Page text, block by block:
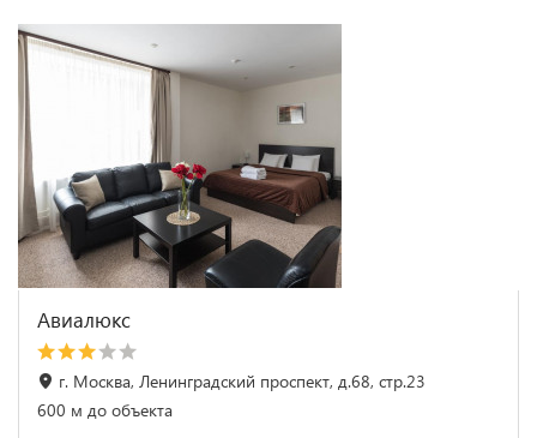
Авиалюкс
г. Москва, Ленинградский проспект, д.68, стр.23
600 м до объекта